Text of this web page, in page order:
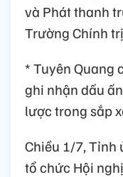
và Phát thanh
Trường Chính
* Tuyên Quang
ghi nhận dấu
lược trong sắp
Chiều 1/7, Tỉnh
tổ chức Hội